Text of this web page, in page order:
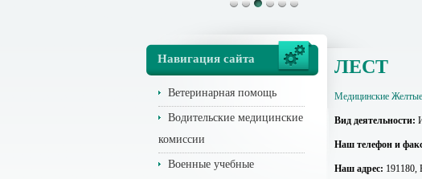
Навигация сайта
Ветеринарная помощь
Водительские медицинские
комиссии
Военные учебные
ЛЕСТ
Медицинские
Вид деятельности:
Наш телефон и
Наш адрес: 191180,